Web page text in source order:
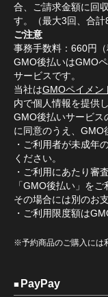
合、ご請求金額に回
す。（最大3回、合計
ご注意
事務手数料：660円（
GMO後払いはGMO
サービスです。
当社はGMOペイメン
内で個人情報を提供
GMO後払いサービス
に同意のうえ、GMO
・ご利用者が未成年
ください。
・ご利用にあたり審
「GMO後払い」を
その場合には別のお
・ご利用限度額は
※予約商品のご購入には
PayPay